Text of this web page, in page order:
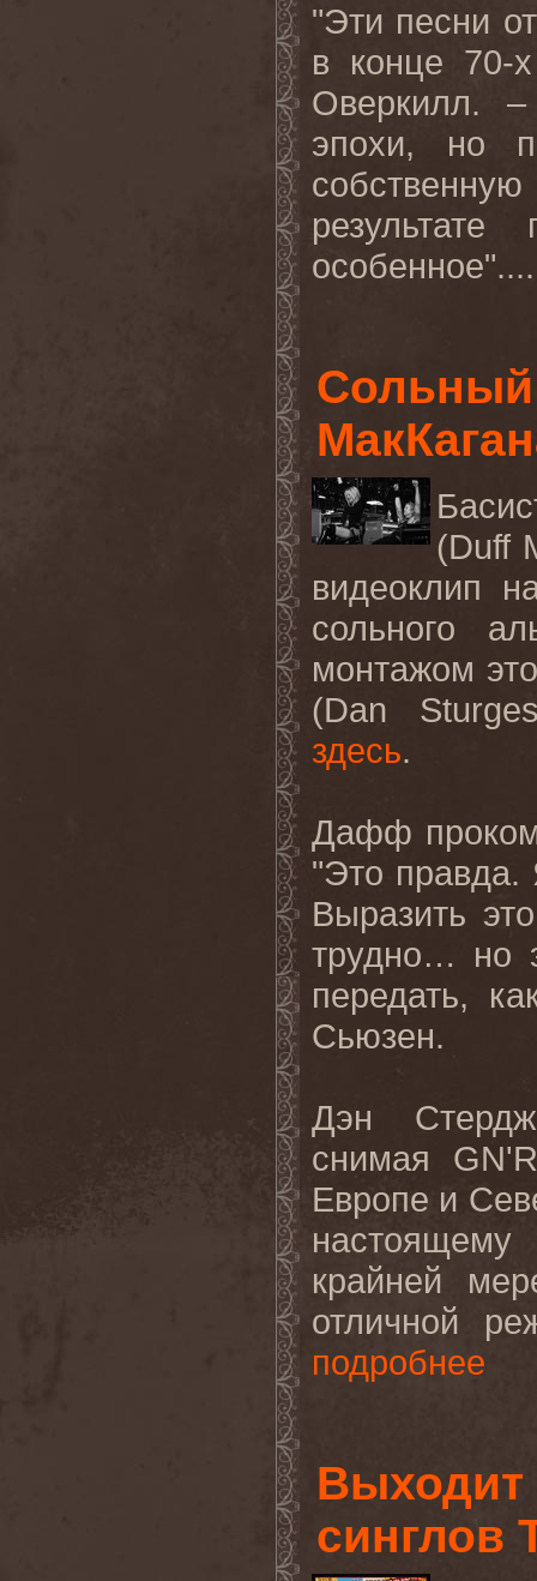
"Эти песни
в конце 70-
Оверкилл.
эпохи, но
результате
(Duff
видеоклип
сольного
монтажом
(Dan
здесь.
Дафф
"Это правда.
Выразить
трудно… но
передать,
Сьюзен.
Дэн
снимая GN'R
Европе и
крайней
отличной
подробнее
Выходит
синглов